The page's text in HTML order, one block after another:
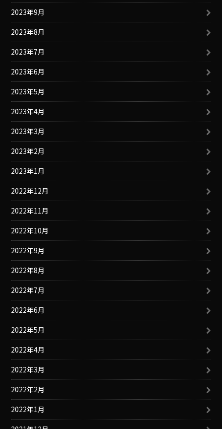
2023年9月
2023年8月
2023年7月
2023年6月
2023年5月
2023年4月
2023年3月
2023年2月
2023年1月
2022年12月
2022年11月
2022年10月
2022年9月
2022年8月
2022年7月
2022年6月
2022年5月
2022年4月
2022年3月
2022年2月
2022年1月